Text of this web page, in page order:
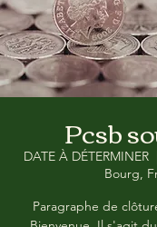
Pcsb
DATE À DÉTERMINER
  |
Bourg,
Paragraphe de